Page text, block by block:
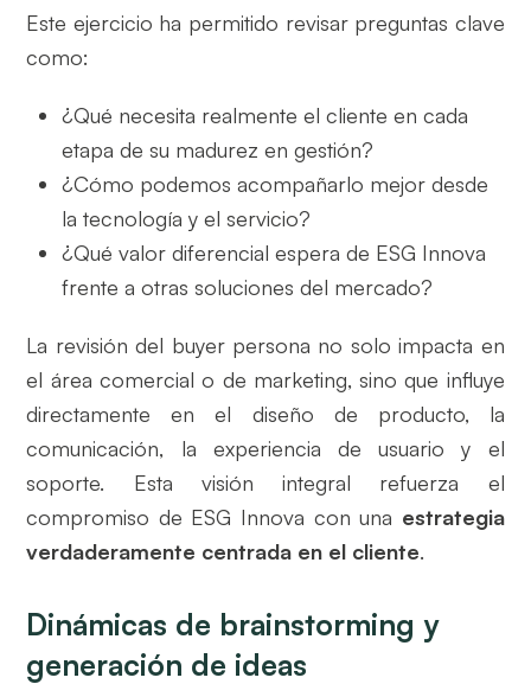
Este ejercicio ha permitido revisar preguntas clave
como:
¿Qué necesita realmente el cliente en cada
etapa de su madurez en gestión?
¿Cómo podemos acompañarlo mejor desde
la tecnología y el servicio?
¿Qué valor diferencial espera de ESG Innova
frente a otras soluciones del mercado?
La revisión del buyer persona no solo impacta en
el área comercial o de marketing, sino que influye
directamente en el diseño de producto, la
comunicación, la experiencia de usuario y el
soporte. Esta visión integral refuerza el
compromiso de ESG Innova con una estrategia
verdaderamente centrada en el cliente.
Dinámicas de brainstorming y
generación de ideas